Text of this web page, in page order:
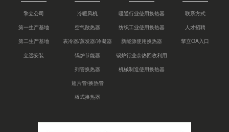
擎立公司
第一生产基地
第二生产基地
立远安装
冷暖风机
空气散热器
表冷器/蒸发器/冷凝器
锅炉节能器
列管换热器
翅片管/换热管
板式换热器
暖通行业使用换热器
纺织工业使用换热器
新能源使用换热器
锅炉行业余热回收利用
机械制造使用换热器
联系方式
人才招聘
擎立OA入口